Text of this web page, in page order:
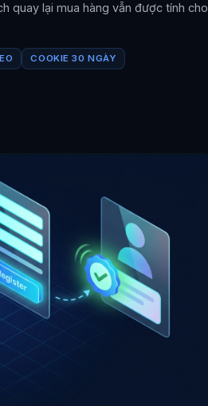
quay lại mua hàng vẫn được tính cho
COOKIE 30 NGÀY